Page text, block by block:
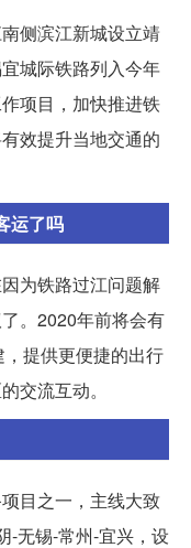
侧滨江新城设立靖
城际铁路列入今年
项目，加快推进铁
效提升当地交通的
运了吗
为铁路过江问题解
。2020年前将会有
提供更便捷的出行
交流互动。
目之一，主线大致
-无锡-常州-宜兴，设